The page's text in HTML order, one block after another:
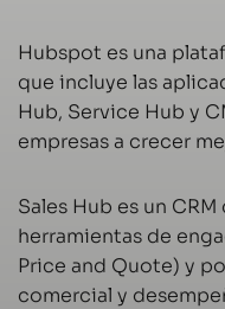
Hubspot es una
que incluye las
Hub, Service Hub y
empresas a crecer
Sales Hub es un
herramientas de
Price and Quote) y
comercial y